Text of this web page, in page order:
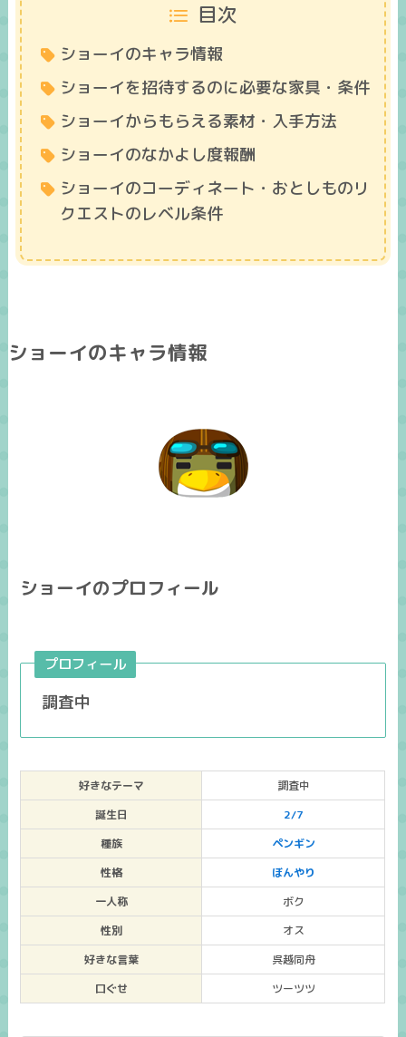
目次
ショーイのキャラ情報
ショーイを招待するのに必要な家具・条件
ショーイからもらえる素材・入手方法
ショーイのなかよし度報酬
ショーイのコーディネート・おとしものリ
クエストのレベル条件
ショーイのキャラ情報
ショーイのプロフィール
プロフィール
調査中
好きなテーマ
調査中
誕生日
2/7
種族
ペンギン
性格
ぼんやり
一人称
ボク
性別
オス
好きな言葉
呉越同舟
口ぐせ
ツーツツ